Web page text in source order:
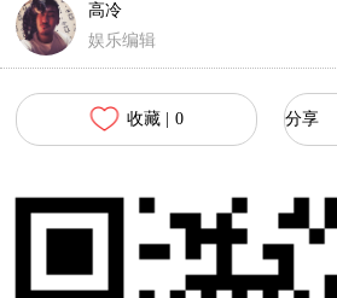
高冷
娱乐编辑
收藏 | 0 分享